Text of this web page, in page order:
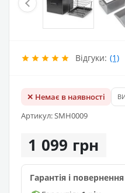
Відгуки: (1)
✕ Немає в наявності
Артикул: SMH0009
1 099 грн
Гарантія і повернення